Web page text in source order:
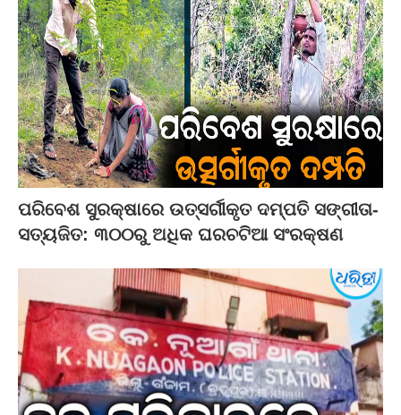
ପରିବେଶ ସୁରକ୍ଷାରେ ଉତ୍ସର୍ଗୀକୃତ ଦମ୍ପତି ସଙ୍ଗୀତା-
ସତ୍ୟଜିତ: ୩୦୦ରୁ ଅଧିକ ଘରଚଟିଆ ସଂରକ୍ଷଣ